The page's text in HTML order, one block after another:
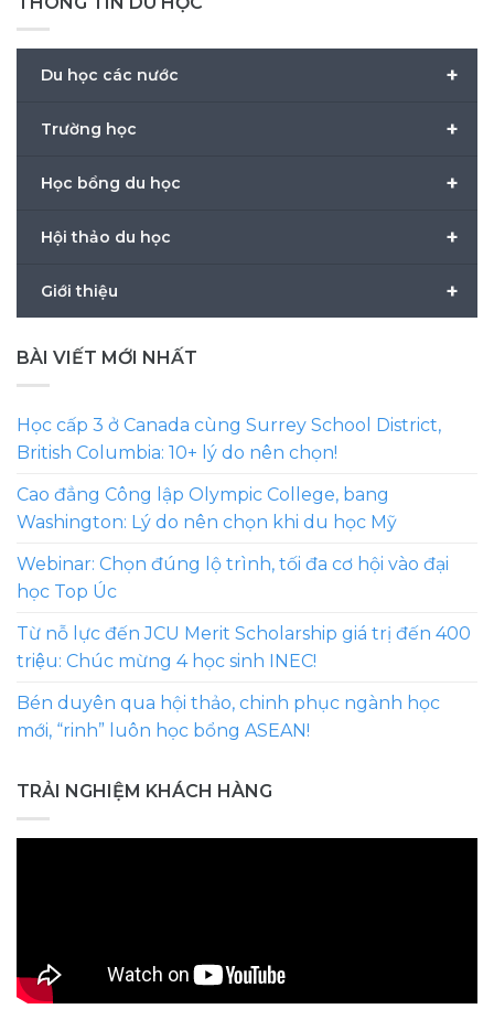
+
Du học các nước
+
Trường học
+
Học bổng du học
+
Hội thảo du học
+
Giới thiệu
BÀI VIẾT MỚI NHẤT
Học cấp 3 ở Canada cùng Surrey School District,
British Columbia: 10+ lý do nên chọn!
Cao đẳng Công lập Olympic College, bang
Washington: Lý do nên chọn khi du học Mỹ
Webinar: Chọn đúng lộ trình, tối đa cơ hội vào đại
học Top Úc
Từ nỗ lực đến JCU Merit Scholarship giá trị đến 400
triệu: Chúc mừng 4 học sinh INEC!
Bén duyên qua hội thảo, chinh phục ngành học
mới, “rinh” luôn học bổng ASEAN!
TRẢI NGHIỆM KHÁCH HÀNG